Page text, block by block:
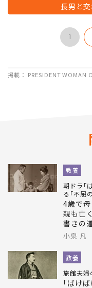
長男と
1
掲載： PRESIDENT WOMAN
教養
朝ドラ｢
る｢不屈
4歳で
親も亡
書きの
小泉 凡
教養
旅館夫
｢ばけ